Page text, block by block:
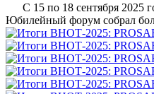
С 15 по 18 сентября 2025
Юбилейный форум собрал